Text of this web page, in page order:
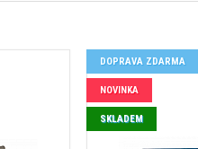
DOPRAVA ZDARMA
NOVINKA
SKLADEM